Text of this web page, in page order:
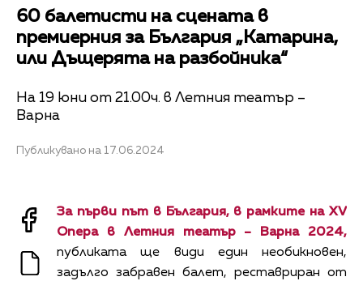
60 балетисти на сцената в
премиерния за България „Катарина,
или Дъщерята на разбойника“
На 19 юни от 21.00ч. в Летния театър –
Варна
Публикувано на 17.06.2024
За първи път в България, в рамките на XV
Опера в Летния театър – Варна 2024,
публиката ще види един необикновен,
задълго забравен балет, реставриран от